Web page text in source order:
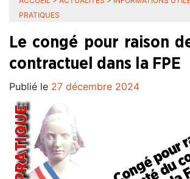
PRATIQUES
Le congé pour raison
contractuel dans la FPE
Publié le 27 décembre 2024